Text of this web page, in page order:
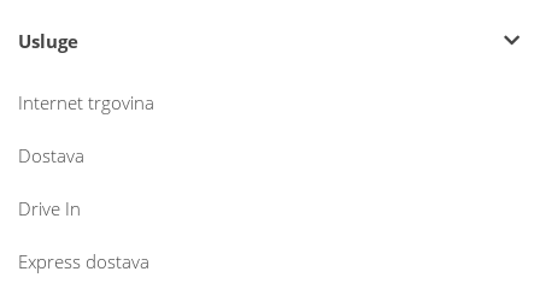
Usluge
Internet trgovina
Dostava
Drive In
Express dostava